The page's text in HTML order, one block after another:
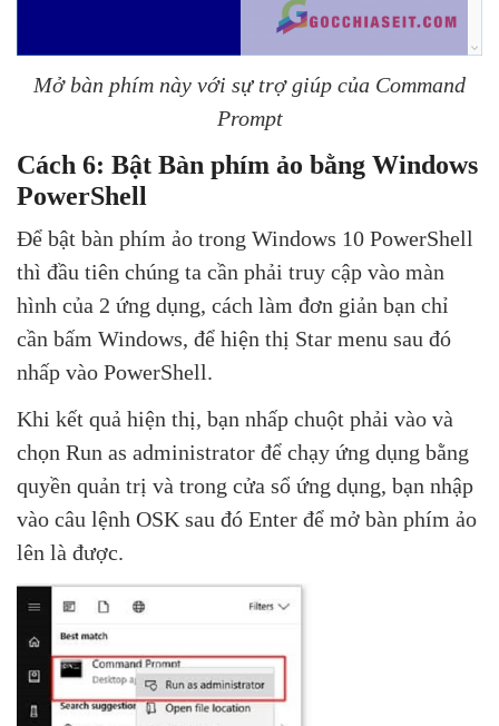
Mở bàn phím này với sự trợ giúp của Command
Prompt
Cách 6: Bật Bàn phím ảo bằng Windows
PowerShell
Để bật bàn phím ảo trong Windows 10 PowerShell
thì đầu tiên chúng ta cần phải truy cập vào màn
hình của 2 ứng dụng, cách làm đơn giản bạn chỉ
cần bấm Windows, để hiện thị Star menu sau đó
nhấp vào PowerShell.
Khi kết quả hiện thị, bạn nhấp chuột phải vào và
chọn Run as administrator để chạy ứng dụng bằng
quyền quản trị và trong cửa sổ ứng dụng, bạn nhập
vào câu lệnh OSK sau đó Enter để mở bàn phím ảo
lên là được.